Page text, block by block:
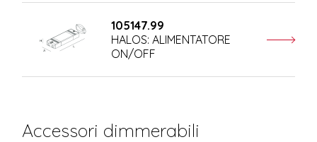
105147.99
HALOS: ALIMENTATORE
ON/OFF
Accessori dimmerabili